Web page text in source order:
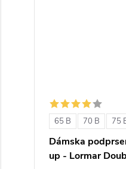
65 B 70 B 75
Dámska
up - Lormar